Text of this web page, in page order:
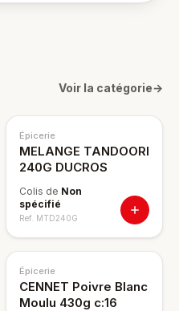
Voir la catégorie→
Épicerie
MELANGE TANDOORI
240G DUCROS
Colis de Non
spécifié
Ref. MTD240G
Épicerie
CENNET Poivre Blanc
Moulu 430g c:16